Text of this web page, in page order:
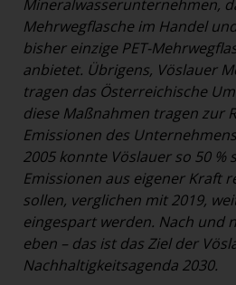
Mineralwasserunternehmen,
Mehrwegflasche im Handel
bisher einzige PET-
anbietet. Übrigens, Vöslauer
tragen das Österreichische
diese Maßnahmen tragen zur
Emissionen des
2005 konnte Vöslauer so 50 %
Emissionen aus eigener Kraft
sollen, verglichen mit 2019,
eingespart werden. Nach und
eben – das ist das Ziel der
Nachhaltigkeitsagenda 2030.